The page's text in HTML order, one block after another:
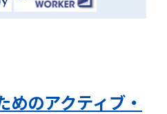
めのアクティブ・